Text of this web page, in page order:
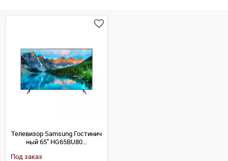
Телевизор Samsung Гостинич
ный 65" HG65BU80...
Под заказ